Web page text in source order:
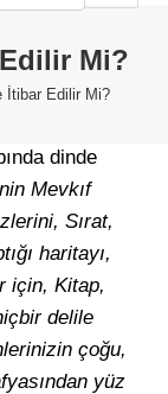
Mi?
İtibar Edilir Mi?
dinde
Mevkıf
Sırat,
haritayı,
için, Kitap,
delile
çoğu,
yüz